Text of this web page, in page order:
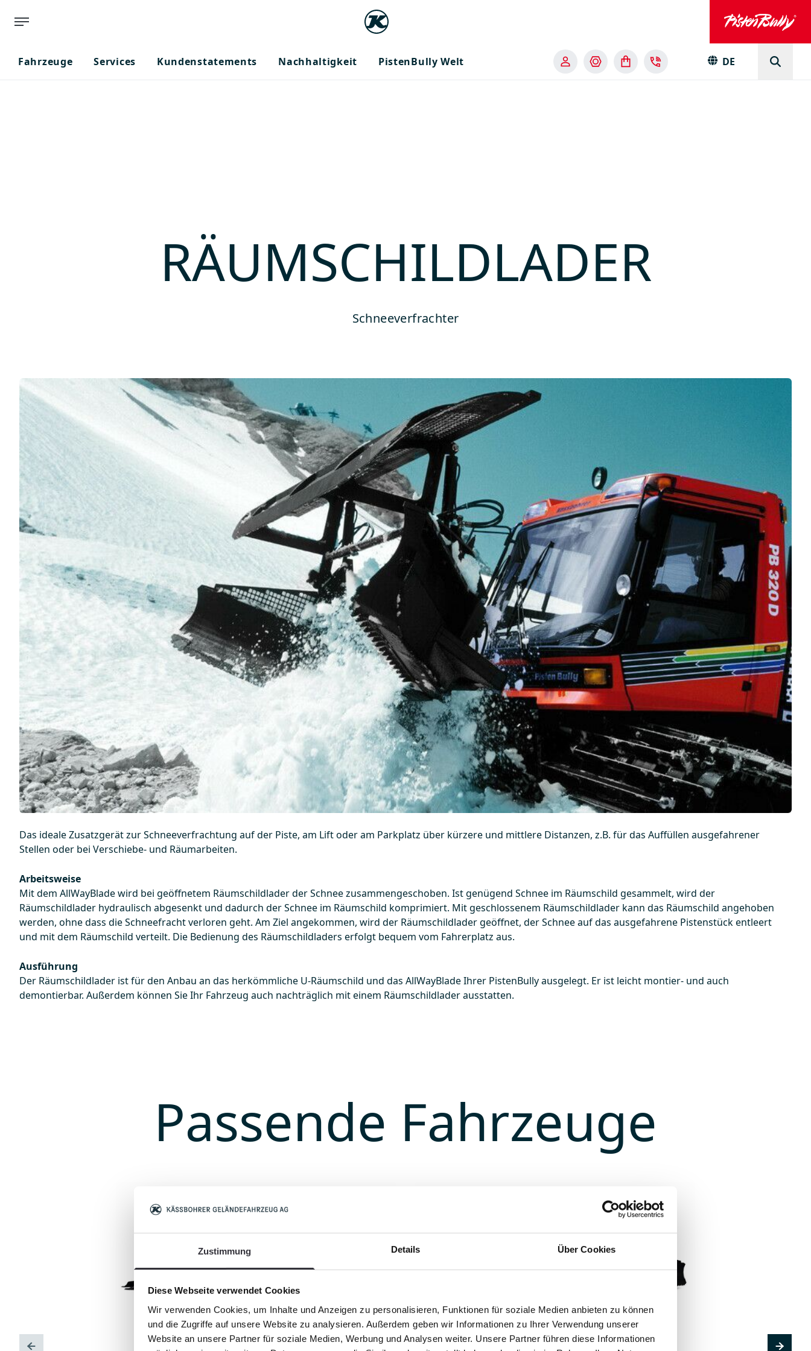
Zustimmung Details Über Cookies
Diese Webseite verwendet Cookies
Wir verwenden Cookies, um Inhalte und Anzeigen zu personalisieren, Funktionen für soziale Medien anbieten zu können
und die Zugriffe auf unsere Website zu analysieren. Außerdem geben wir Informationen zu Ihrer Verwendung unserer
Website an unsere Partner für soziale Medien, Werbung und Analysen weiter. Unsere Partner führen diese Informationen
Fahrzeuge Services Kundenstatements Nachhaltigkeit PistenBully Welt DE
RÄUMSCHILDLADER
Schneeverfrachter
Das ideale Zusatzgerät zur Schneeverfrachtung auf der Piste, am Lift oder am Parkplatz über kürzere und mittlere Distanzen, z.B. für das Auffüllen ausgefahrener
Stellen oder bei Verschiebe- und Räumarbeiten.
Arbeitsweise
Mit dem AllWayBlade wird bei geöffnetem Räumschildlader der Schnee zusammengeschoben. Ist genügend Schnee im Räumschild gesammelt, wird der
Räumschildlader hydraulisch abgesenkt und dadurch der Schnee im Räumschild komprimiert. Mit geschlossenem Räumschildlader kann das Räumschild angehoben
werden, ohne dass die Schneefracht verloren geht. Am Ziel angekommen, wird der Räumschildlader geöffnet, der Schnee auf das ausgefahrene Pistenstück entleert
und mit dem Räumschild verteilt. Die Bedienung des Räumschildladers erfolgt bequem vom Fahrerplatz aus.
Ausführung
Der Räumschildlader ist für den Anbau an das herkömmliche U-Räumschild und das AllWayBlade Ihrer PistenBully ausgelegt. Er ist leicht montier- und auch
demontierbar. Außerdem können Sie Ihr Fahrzeug auch nachträglich mit einem Räumschildlader ausstatten.
Passende Fahrzeuge